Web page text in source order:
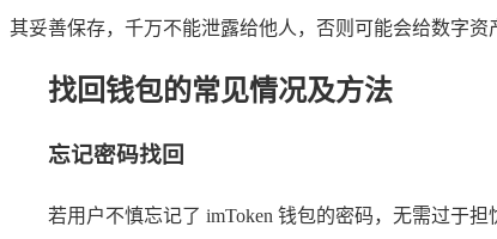
其妥善保存，千万不能泄露给他人，否则可能会给数字资
找回钱包的常见情况及方法
忘记密码找回
若用户不慎忘记了 imToken 钱包的密码，无需过于